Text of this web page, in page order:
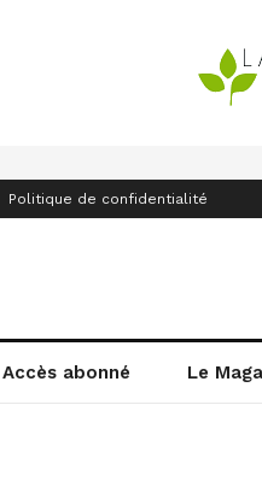
Politique de confidentialité
Accès abonné Le